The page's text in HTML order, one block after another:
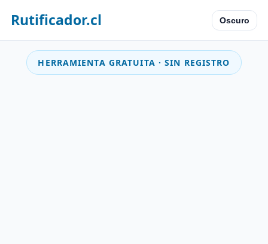
Rutificador.cl Oscuro
HERRAMIENTA GRATUITA · SIN REGISTRO